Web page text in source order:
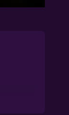
Settings
Enter